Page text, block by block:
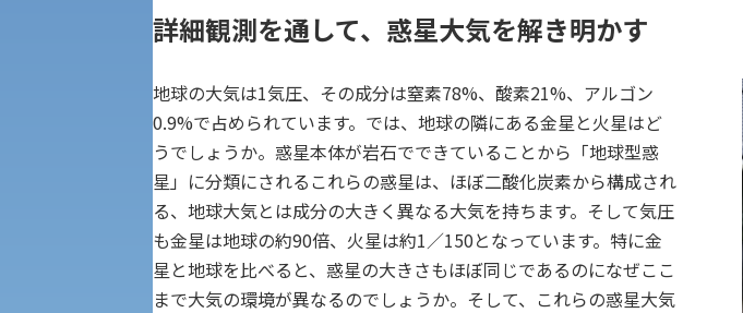
入学試験要項・出願書類
障害学生教育支援センター
社会安全・警察学研究所
植物科学研究センター
生態系サービス研究センター
京都産業大学 × SDGs
詳細観測を通して、惑星大気を解き明かす
地球の大気は1気圧、その成分は窒素78%、酸素21%、アルゴン
0.9%で占められています。では、地球の隣にある金星と火星はど
うでしょうか。惑星本体が岩石でできていることから「地球型惑
星」に分類にされるこれらの惑星は、ほぼ二酸化炭素から構成され
る、地球大気とは成分の大きく異なる大気を持ちます。そして気圧
も金星は地球の約90倍、火星は約1／150となっています。特に金
星と地球を比べると、惑星の大きさもほぼ同じであるのになぜここ
まで大気の環境が異なるのでしょうか。そして、これらの惑星大気